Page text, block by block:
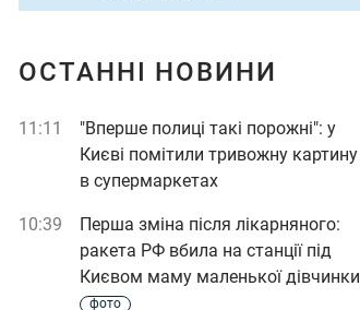
ОСТАННІ НОВИНИ
11:11
"Вперше полиці такі порожні": у
Києві помітили тривожну картину
в супермаркетах
10:39
Перша зміна після лікарняного:
ракета РФ вбила на станції під
Києвом маму маленької дівчинки
фото